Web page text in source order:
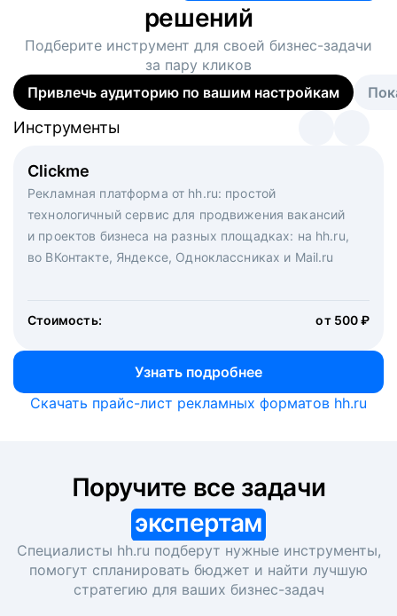
решений
Подберите инструмент для своей бизнес-задачи
за пару кликов
Привлечь аудиторию по вашим настройкам
Clickme
Рекламная платформа от hh.ru: простой
технологичный сервис для продвижения вакансий
и проектов бизнеса на разных площадках: на hh.ru,
во ВКонтакте, Яндексе, Одноклассниках и Mail.ru
Стоимость: от 500 ₽
Узнать подробнее
Инструменты
Вакансия дня
Рекламный формат для вакансий на главной странице
hh.ru. Увеличивает количество откликов
Инструменты
Массовый подбор под ключ. Решите, сколько
кандидатов и когда вам нужно, и за дело возьмутся
маркетологи, рекрутеры и проектные менеджеры
hh.ru с целым набором digital-инструментов
Инструменты
Скачать прайс-лист рекламных форматов hh.ru
экспертам
Специалисты hh.ru подберут нужные инструменты,
помогут спланировать бюджет и найти лучшую
стратегию для ваших бизнес-задач